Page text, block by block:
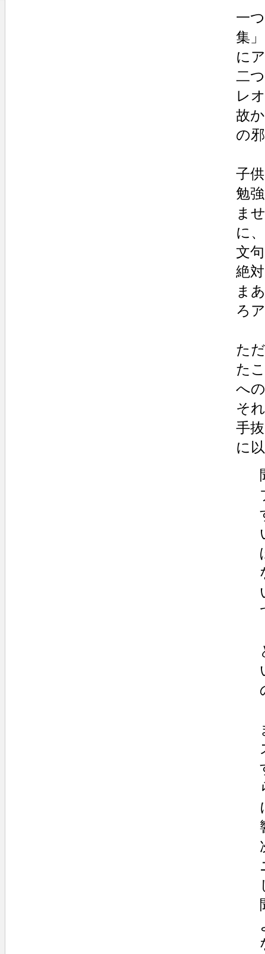
一
集
に
二
レ
故
の
子
勉
ま
に
文
絶
ま
ろ
た
た
へ
そ
手
に